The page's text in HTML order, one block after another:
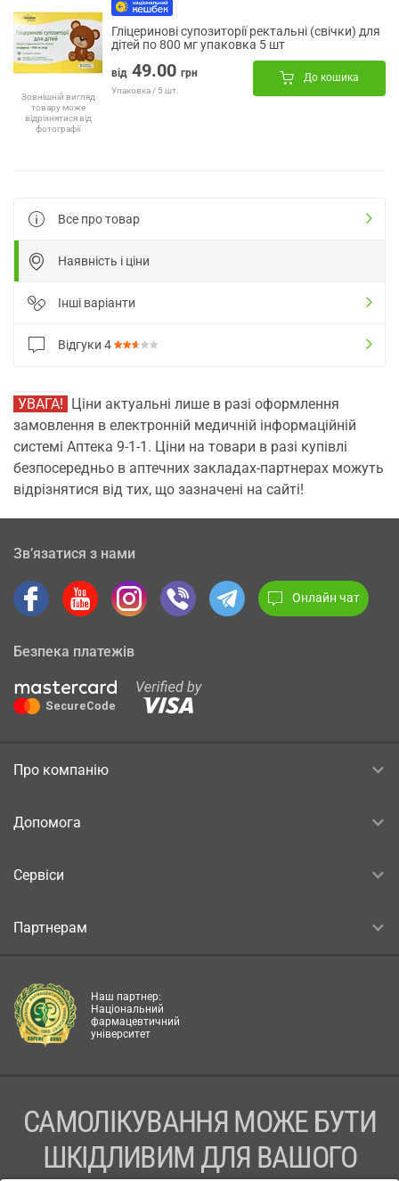
Зовнішній вигляд
товару може
відрізнятися від
фотографії
Гліцеринові супозиторії ректальні (свічки) для
дітей по 800 мг упаковка 5 шт
від 49.00 грн
Упаковка / 5 шт.
До кошика
Все про товар
Наявність і ціни
Інші варіанти
Відгуки 4
УВАГА! Ціни актуальні лише в разі оформлення
замовлення в електронній медичній інформаційній
системі Аптека 9-1-1. Ціни на товари в разі купівлі
безпосередньо в аптечних закладах-партнерах можуть
відрізнятися від тих, що зазначені на сайті!
Зв’язатися з нами
Онлайн чат
Безпека платежів
Про компанію
Допомога
Сервіси
Партнерам
Наш партнер:
Національний
фармацевтичний
університет
САМОЛІКУВАННЯ МОЖЕ БУТИ
ШКІДЛИВИМ ДЛЯ ВАШОГО